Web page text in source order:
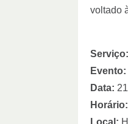
voltado
Serviço:
Evento:
Data:
Horário: